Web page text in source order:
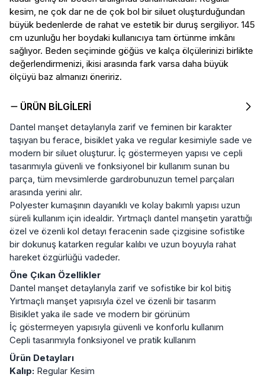
kesim, ne çok dar ne de çok bol bir siluet oluşturduğundan
büyük bedenlerde de rahat ve estetik bir duruş sergiliyor. 145
cm uzunluğu her boydaki kullanıcıya tam örtünme imkânı
sağlıyor. Beden seçiminde göğüs ve kalça ölçülerinizi birlikte
değerlendirmenizi, ikisi arasında fark varsa daha büyük
ölçüyü baz almanızı öneririz.
ÜRÜN BILGILERI
Dantel manşet detaylarıyla zarif ve feminen bir karakter
taşıyan bu ferace, bisiklet yaka ve regular kesimiyle sade ve
modern bir siluet oluşturur. İç göstermeyen yapısı ve cepli
tasarımıyla güvenli ve fonksiyonel bir kullanım sunan bu
parça, tüm mevsimlerde gardırobunuzun temel parçaları
arasında yerini alır.
Polyester kumaşının dayanıklı ve kolay bakımlı yapısı uzun
süreli kullanım için idealdir. Yırtmaçlı dantel manşetin yarattığı
özel ve özenli kol detayı feracenin sade çizgisine sofistike
bir dokunuş katarken regular kalıbı ve uzun boyuyla rahat
hareket özgürlüğü vadeder.
Öne Çıkan Özellikler
Dantel manşet detaylarıyla zarif ve sofistike bir kol bitiş
Yırtmaçlı manşet yapısıyla özel ve özenli bir tasarım
Bisiklet yaka ile sade ve modern bir görünüm
İç göstermeyen yapısıyla güvenli ve konforlu kullanım
Cepli tasarımıyla fonksiyonel ve pratik kullanım
Ürün Detayları
Kalıp: Regular Kesim